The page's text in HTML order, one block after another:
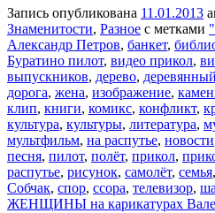
Запись опубликована 11.01.2013
Знаменитости, Разное с метками
Александр Петров, банкет,
Буратино пилот, видео прикол,
выпускников, дерево,
дорога, жена, изображение,
клип, книги, комикс, конфликт,
культура, культуры, литература,
мультфильм, на распутье, новости
песня, пилот, полёт, прикол,
распутье, рисунок, самолёт, семья,
Собчак, спор, ссора, телевизор,
ЖЕНЩИНЫ на карикатурах